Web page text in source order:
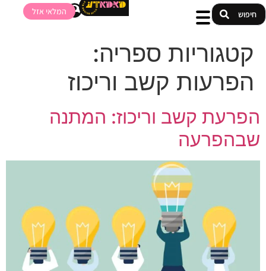
המלאי אזל
קטגוריות ספריה:
הפרעות קשב וריכוז
הפרעת קשב וריכוז: המתנה
שבהפרעה